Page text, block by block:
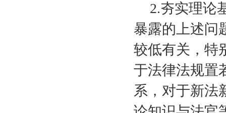
2.夯实理论
暴露的上述问
较低有关，特
于法律法规置
系，对于新法